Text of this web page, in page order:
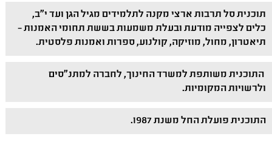
תוכנית סל תרבות ארצי מקנה לתלמידים מגיל הגן ועד י"ב,
כלים לצפייה מודעת ובעלת משמעות בששת תחומי האמנות –
תיאטרון, מחול, מוזיקה, קולנוע, ספרות ואמנות פלסטית.
התוכנית משותפת למשרד החינוך, לחברה למתנ"סים
ולרשויות המקומיות.
התוכנית פועלת החל משנת 1987.